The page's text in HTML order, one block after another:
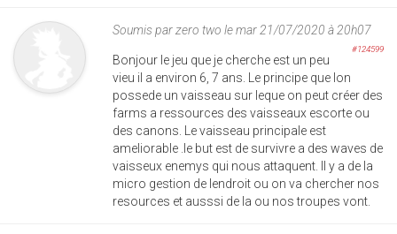
Soumis parzero two le mar 21/07/2020 à 20h07
#124599
Bonjour le jeu que je cherche est un peu
vieu il a environ 6, 7 ans. Le principe que lon
possede un vaisseau sur leque on peut créer des
farms a ressources des vaisseaux escorte ou
des canons. Le vaisseau principale est
ameliorable .le but est de survivre a des waves de
vaisseux enemys qui nous attaquent. Il y a de la
micro gestion de lendroit ou on va chercher nos
resources et ausssi de la ou nos troupes vont.